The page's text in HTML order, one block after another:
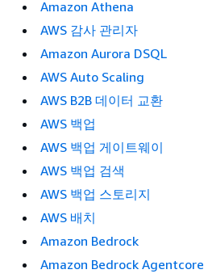
Amazon Athena
AWS 감사 관리자
Amazon Aurora DSQL
AWS Auto Scaling
AWS B2B 데이터 교환
AWS 백업
AWS 백업 게이트웨이
AWS 백업 검색
AWS 백업 스토리지
AWS 배치
Amazon Bedrock
Amazon Bedrock Agentcore